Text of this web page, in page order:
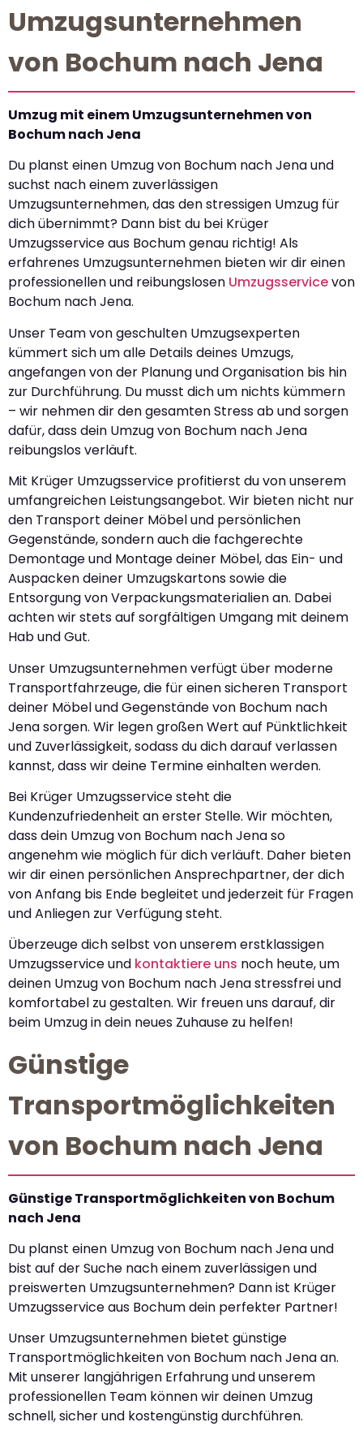
Umzugsunternehmen
von Bochum nach Jena
Umzug mit einem Umzugsunternehmen von
Bochum nach Jena
Du planst einen Umzug von Bochum nach Jena und
suchst nach einem zuverlässigen
Umzugsunternehmen, das den stressigen Umzug für
dich übernimmt? Dann bist du bei Krüger
Umzugsservice aus Bochum genau richtig! Als
erfahrenes Umzugsunternehmen bieten wir dir einen
professionellen und reibungslosen Umzugsservicevon
Bochum nach Jena.
Unser Team von geschulten Umzugsexperten
kümmert sich um alle Details deines Umzugs,
angefangen von der Planung und Organisation bis hin
zur Durchführung. Du musst dich um nichts kümmern
– wir nehmen dir den gesamten Stress ab und sorgen
dafür, dass dein Umzug von Bochum nach Jena
reibungslos verläuft.
Mit Krüger Umzugsservice profitierst du von unserem
umfangreichen Leistungsangebot. Wir bieten nicht nur
den Transport deiner Möbel und persönlichen
Gegenstände, sondern auch die fachgerechte
Demontage und Montage deiner Möbel, das Ein- und
Auspacken deiner Umzugskartons sowie die
Entsorgung von Verpackungsmaterialien an. Dabei
achten wir stets auf sorgfältigen Umgang mit deinem
Hab und Gut.
Unser Umzugsunternehmen verfügt über moderne
Transportfahrzeuge, die für einen sicheren Transport
deiner Möbel und Gegenstände von Bochum nach
Jena sorgen. Wir legen großen Wert auf Pünktlichkeit
und Zuverlässigkeit, sodass du dich darauf verlassen
kannst, dass wir deine Termine einhalten werden.
Bei Krüger Umzugsservice steht die
Kundenzufriedenheit an erster Stelle. Wir möchten,
dass dein Umzug von Bochum nach Jena so
angenehm wie möglich für dich verläuft. Daher bieten
wir dir einen persönlichen Ansprechpartner, der dich
von Anfang bis Ende begleitet und jederzeit für Fragen
und Anliegen zur Verfügung steht.
Überzeuge dich selbst von unserem erstklassigen
Umzugsservice und kontaktiere uns noch heute, um
deinen Umzug von Bochum nach Jena stressfrei und
komfortabel zu gestalten. Wir freuen uns darauf, dir
beim Umzug in dein neues Zuhause zu helfen!
Günstige
Transportmöglichkeiten
von Bochum nach Jena
Günstige Transportmöglichkeiten von Bochum
nach Jena
Du planst einen Umzug von Bochum nach Jena und
bist auf der Suche nach einem zuverlässigen und
preiswerten Umzugsunternehmen? Dann ist Krüger
Umzugsservice aus Bochum dein perfekter Partner!
Unser Umzugsunternehmen bietet günstige
Transportmöglichkeiten von Bochum nach Jena an.
Mit unserer langjährigen Erfahrung und unserem
professionellen Team können wir deinen Umzug
schnell, sicher und kostengünstig durchführen.